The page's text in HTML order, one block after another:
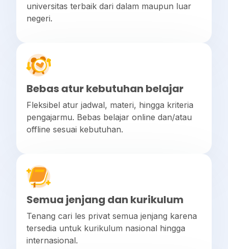
universitas terbaik dari dalam maupun luar
negeri.
Bebas atur kebutuhan belajar
Fleksibel atur jadwal, materi, hingga kriteria
pengajarmu. Bebas belajar online dan/atau
offline sesuai kebutuhan.
Semua jenjang dan kurikulum
Tenang cari les privat semua jenjang karena
tersedia untuk kurikulum nasional hingga
internasional.